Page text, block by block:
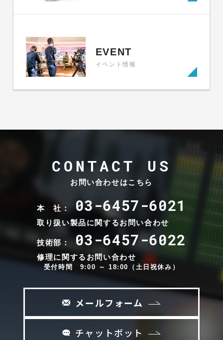
EVENT
イベント情報
CONTACT US
お問い合わせはこちら
本 社： 03-6457-6021
取り扱い製品に関するお問い合わせ
技術部： 03-6457-6022
修理に関するお問い合わせ
受付時間 9:00 ～ 18:00（土日祝休み）
メールフォーム
チャットボット